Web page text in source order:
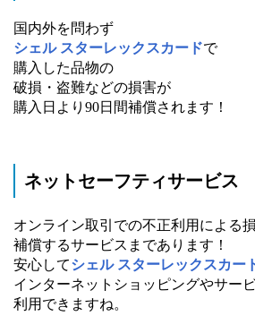
国内外を問わず
シェル スターレックスカードで
購入した品物の
破損・盗難などの損害が
購入日より90日間補償されます！
ネットセーフティサービス
オンライン取引での不正利用による
補償するサービスまであります！
安心してシェル スターレックスカー
インターネットショッピングやサー
利用できますね。